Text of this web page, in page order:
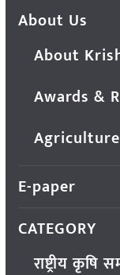
About Us
About
Awards &
E-paper
CATEGORY
राष्ट्रीय